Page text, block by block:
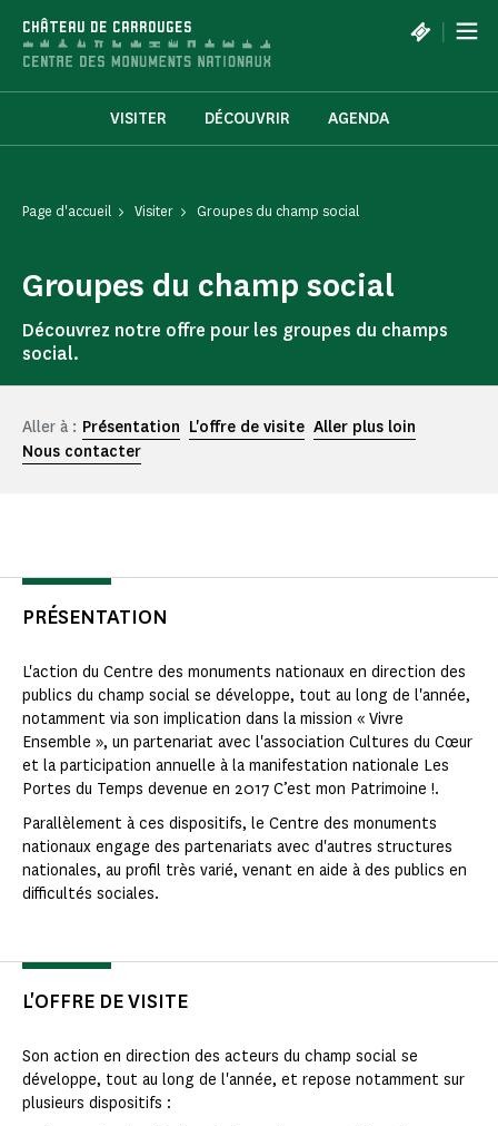
CHÂTEAU DE CARROUGES |
VISITER DÉCOUVRIR AGENDA
Page d'accueil Visiter Groupes du champ social
Groupes du champ social
Découvrez notre offre pour les groupes du champs
social.
Aller à : Présentation L'offre de visite Aller plus loin
Nous contacter
PRÉSENTATION
L'action du Centre des monuments nationaux en direction des
publics du champ social se développe, tout au long de l'année,
notamment via son implication dans la mission « Vivre
Ensemble », un partenariat avec l'association Cultures du Cœur
et la participation annuelle à la manifestation nationale Les
Portes du Temps devenue en 2017 C’est mon Patrimoine !.
Parallèlement à ces dispositifs, le Centre des monuments
nationaux engage des partenariats avec d'autres structures
nationales, au profil très varié, venant en aide à des publics en
difficultés sociales.
L'OFFRE DE VISITE
Son action en direction des acteurs du champ social se
développe, tout au long de l'année, et repose notamment sur
plusieurs dispositifs :